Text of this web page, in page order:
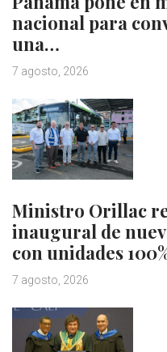
nacional para
una…
7 agosto, 2026
Ministro Orillac
inaugural de
con unidades
7 agosto, 2026